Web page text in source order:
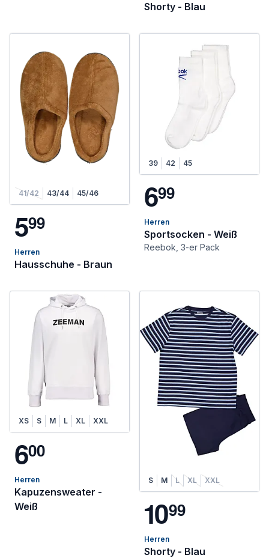
Shorty - Blau
41/42 43/44 45/46
599
Herren
Hausschuhe - Braun
39 42 45
699
Herren
Sportsocken - Weiß
Reebok, 3-er Pack
XS S M L XL XXL
600
Herren
Kapuzensweater -
Weiß
S M L XL XXL
1099
Herren
Shorty - Blau